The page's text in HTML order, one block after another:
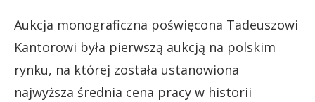
Aukcja monograficzna poświęcona Tadeuszowi
Kantorowi była pierwszą aukcją na polskim
rynku, na której została ustanowiona
najwyższa średnia cena pracy w historii